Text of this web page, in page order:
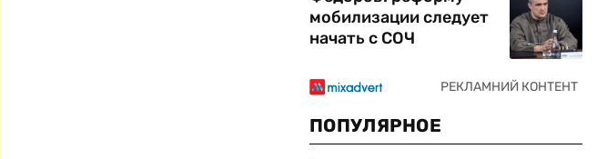
мобилизации следует
начать с СОЧ
ПОПУЛЯРНОЕ